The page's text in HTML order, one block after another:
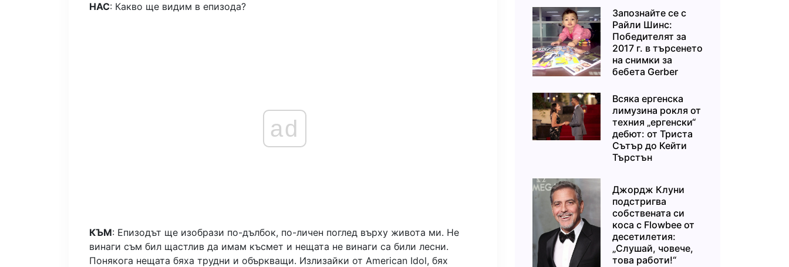
НАС: Какво ще видим в епизода?
ad
КЪМ: Епизодът ще изобрази по-дълбок, по-личен поглед върху живота ми. Не
винаги съм бил щастлив да имам късмет и нещата не винаги са били лесни.
Понякога нещата бяха трудни и объркващи. Излизайки от American Idol, бях
Запознайте се с
Райли Шинс:
Победителят за
2017 г. в търсенето
на снимки за
бебета Gerber
Всяка ергенска
лимузина рокля от
техния „ергенски“
дебют: от Триста
Сътър до Кейти
Търстън
Джордж Клуни
подстригва
собствената си
коса с Flowbee от
десетилетия:
„Слушай, човече,
това работи!“